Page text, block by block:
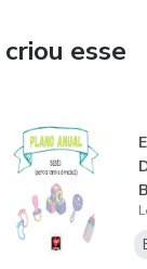
dos planos
esse